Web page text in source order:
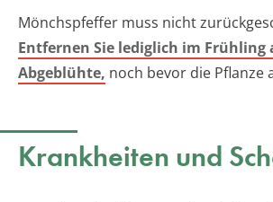
Mönchspfeffer muss nicht
Entfernen Sie lediglich im Frühling
Abgeblühte, noch bevor die Pflanze
Krankheiten und